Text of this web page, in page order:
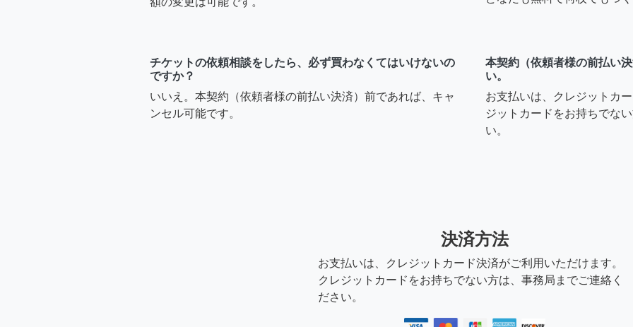
チケットの依頼相談をしたら、必ず買わなくてはいけないの
ですか？
いいえ。本契約（依頼者様の前払い決済）前であれば、キャ
ンセル可能です。
本契約（依頼者様の前払い
い。
お支払いは、クレジットカ
ジットカードをお持ちでな
い。
決済方法
お支払いは、クレジットカード決済がご利用いただけます。
クレジットカードをお持ちでない方は、事務局までご連絡く
ださい。